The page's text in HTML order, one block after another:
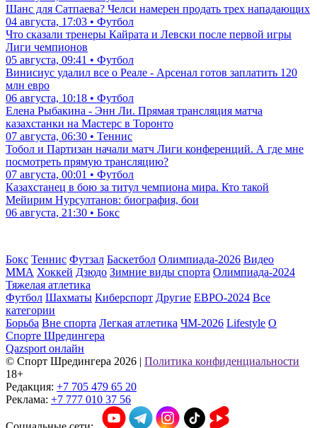
Шанс для Сатпаева? Челси намерен продать трех нападающих
04 августа, 17:03 • Футбол
Что сказали тренеры Кайрата и Левски после первой игры
Лиги чемпионов
05 августа, 09:41 • Футбол
Винисиус удалил все о Реале - Арсенал готов заплатить 120
млн евро
06 августа, 10:18 • Футбол
Елена Рыбакина - Энн Ли. Прямая трансляция матча
казахстанки на Мастерс в Торонто
07 августа, 06:30 • Теннис
Тобол и Партизан начали матч Лиги конференций. А где мне
посмотреть прямую трансляцию?
07 августа, 00:01 • Футбол
Казахстанец в бою за титул чемпиона мира. Кто такой
Мейирим Нурсултанов: биография, бои
06 августа, 21:30 • Бокс
Бокс Теннис Футзал Баскетбол Олимпиада-2026 Видео
ММА Хоккей Дзюдо Зимние виды спорта Олимпиада-2024
Тяжелая атлетика
Футбол Шахматы Киберспорт Другие ЕВРО-2024 Все
категории
Борьба Вне спорта Легкая атлетика ЧМ-2026 Lifestyle О
Спорте Шредингера
Qazsport онлайн
© Cпорт Шредингера 2026 | Политика конфиденциальности
18+
Редакция: +7 705 479 65 20
Реклама: +7 777 010 37 56